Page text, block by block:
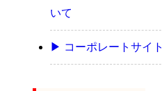
いて
▶ コーポレートサイト